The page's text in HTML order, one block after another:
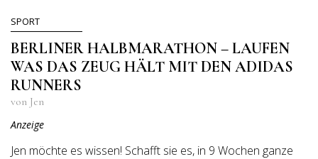
SPORT
BERLINER HALBMARATHON – LAUFEN
WAS DAS ZEUG HÄLT MIT DEN ADIDAS
RUNNERS
von Jen
Anzeige
Jen möchte es wissen! Schafft sie es, in 9 Wochen ganze